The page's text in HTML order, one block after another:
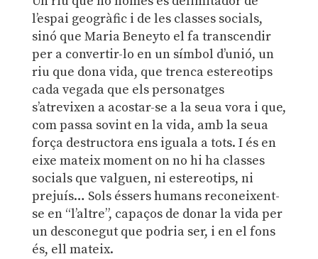
l’espai geogràfic i de les classes socials,
sinó que Maria Beneyto el fa transcendir
per a convertir-lo en un símbol d’unió, un
riu que dona vida, que trenca estereotips
cada vegada que els personatges
s’atrevixen a acostar-se a la seua vora i que,
com passa sovint en la vida, amb la seua
força destructora ens iguala a tots. I és en
eixe mateix moment on no hi ha classes
socials que valguen, ni estereotips, ni
prejuís… Sols éssers humans reconeixent-
se en “l’altre”, capaços de donar la vida per
un desconegut que podria ser, i en el fons
és, ell mateix.